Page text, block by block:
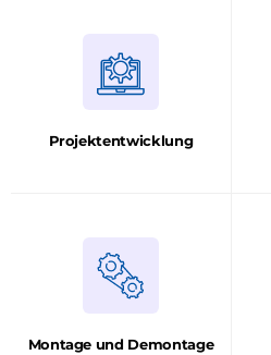
Projektentwicklung
Montage und Demontage